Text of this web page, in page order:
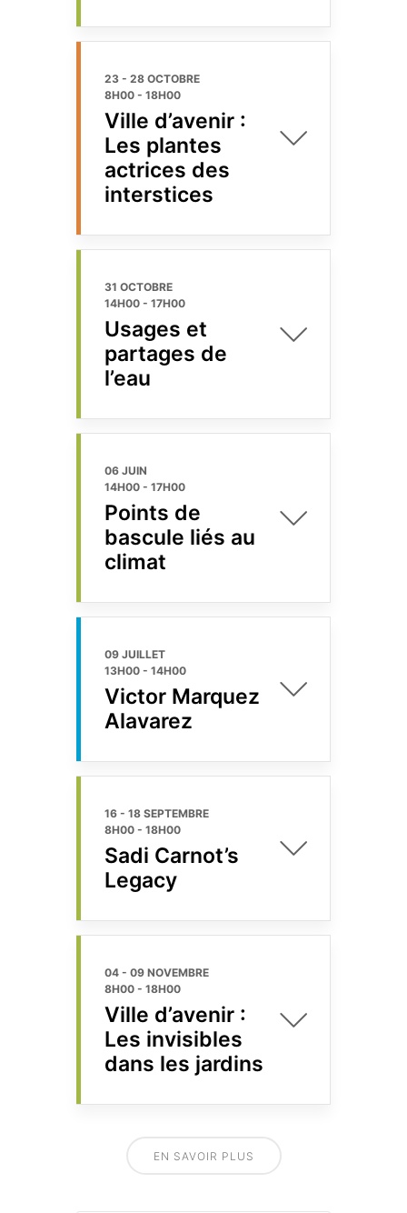
23 - 28 OCTOBRE
8H00 - 18H00
Ville d’avenir :
Les plantes
actrices des
interstices
31 OCTOBRE
14H00 - 17H00
Usages et
partages de
l’eau
06 JUIN
14H00 - 17H00
Points de
bascule liés au
climat
09 JUILLET
13H00 - 14H00
Victor Marquez
Alavarez
16 - 18 SEPTEMBRE
8H00 - 18H00
Sadi Carnot’s
Legacy
04 - 09 NOVEMBRE
8H00 - 18H00
Ville d’avenir :
Les invisibles
dans les jardins
EN SAVOIR PLUS